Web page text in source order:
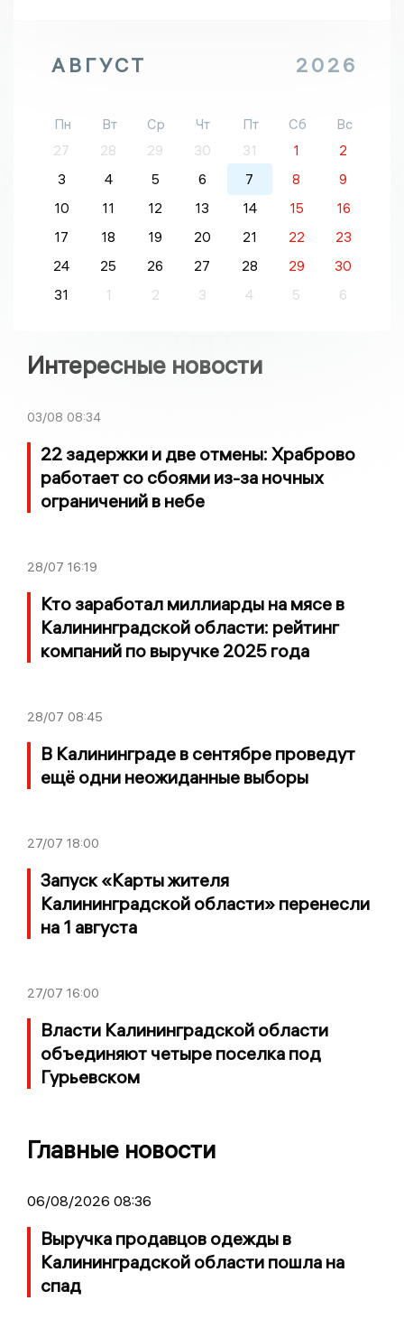
АВГУСТ 2026
Пн Вт Ср Чт Пт Сб
Вс
27
28 29 30 31 1
2
3
4 5 6 7 8
9
10
11 12 13 14 15
16
17
18 19 20 21 22
23
24
25 26 27 28 29
30
31
1 2 3 4 5 6
Интересные новости
03/08 08:34
22 задержки и две отмены: Храброво
работает со сбоями из-за ночных
ограничений в небе
28/07 16:19
Кто заработал миллиарды на мясе в
Калининградской области: рейтинг
компаний по выручке 2025 года
28/07 08:45
В Калининграде в сентябре проведут
ещё одни неожиданные выборы
27/07 18:00
Запуск «Карты жителя
Калининградской области» перенесли
на 1 августа
27/07 16:00
Власти Калининградской области
объединяют четыре поселка под
Гурьевском
Главные новости
06/08/2026 08:36
Выручка продавцов одежды в
Калининградской области пошла на
спад